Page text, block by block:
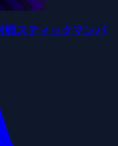
スティックマンバ